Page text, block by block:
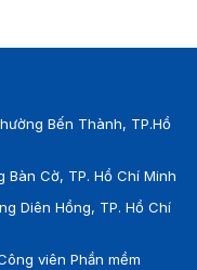
Bến Thành, TP.Hồ
Bàn Cờ, TP. Hồ Chí Minh
Diên Hồng, TP. Hồ Chí
viên Phần mềm